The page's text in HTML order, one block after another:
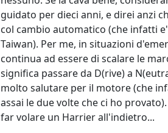
guidato per dieci anni, e direi anzi
col cambio automatico (che infatti
Taiwan). Per me, in situazioni
continua ad essere di scalare le
significa passare da D(rive) a
molto salutare per il motore (che
assai le due volte che ci ho
far volare un Harrier all'indietro...